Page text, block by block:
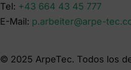
Tel: +43 664 43 45 777
E-Mail: p.arbeiter@arpe-
© 2025 ArpeTec. Todos los